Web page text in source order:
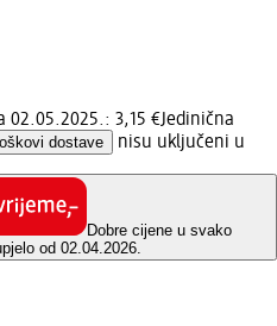
02.05.2025.: 3,15 €Jedinična
dostave
nisu uključeni u
Dobre cijene u svako
od 02.04.2026.